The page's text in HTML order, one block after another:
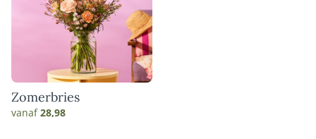
Zomerbries
vanaf28,98